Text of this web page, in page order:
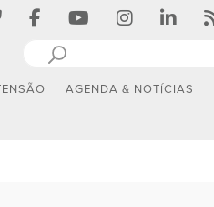
AGENDA & NOTÍCIAS